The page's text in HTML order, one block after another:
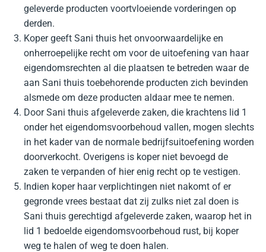
geleverde producten voortvloeiende vorderingen op
derden.
Koper geeft Sani thuis het onvoorwaardelijke en
onherroepelijke recht om voor de uitoefening van haar
eigendomsrechten al die plaatsen te betreden waar de
aan Sani thuis toebehorende producten zich bevinden
alsmede om deze producten aldaar mee te nemen.
Door Sani thuis afgeleverde zaken, die krachtens lid 1
onder het eigendomsvoorbehoud vallen, mogen slechts
in het kader van de normale bedrijfsuitoefening worden
doorverkocht. Overigens is koper niet bevoegd de
zaken te verpanden of hier enig recht op te vestigen.
Indien koper haar verplichtingen niet nakomt of er
gegronde vrees bestaat dat zij zulks niet zal doen is
Sani thuis gerechtigd afgeleverde zaken, waarop het in
lid 1 bedoelde eigendomsvoorbehoud rust, bij koper
weg te halen of weg te doen halen.